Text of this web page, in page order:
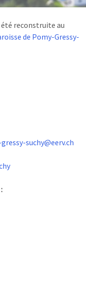
reconstruite au
de Pomy-Gressy-
suchy@eerv.ch